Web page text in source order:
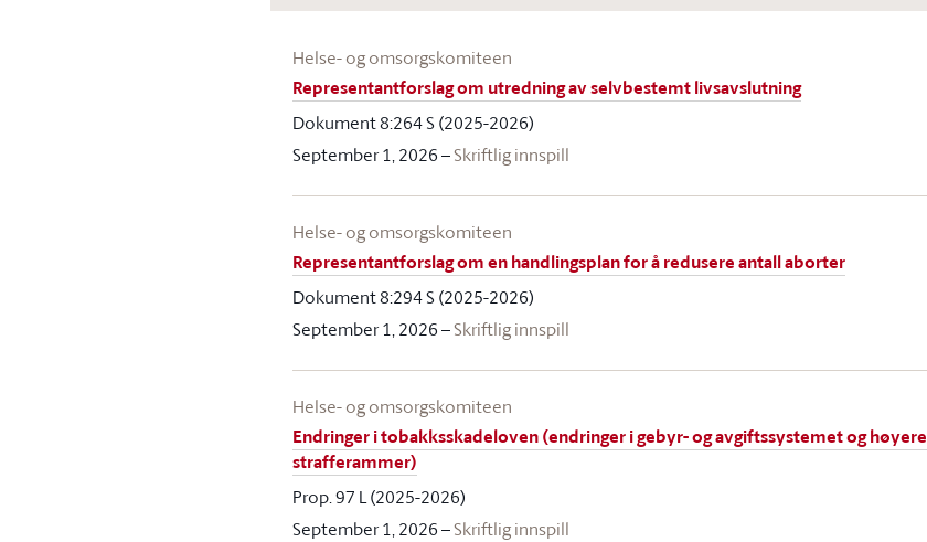
Helse- og omsorgskomiteen
Representantforslag om utredning av selvbestemt livsavslutning
Dokument 8:264 S (2025-2026)
September 1, 2026–Skriftlig innspill
Helse- og omsorgskomiteen
Representantforslag om en handlingsplan for å redusere antall aborter
Dokument 8:294 S (2025-2026)
September 1, 2026–Skriftlig innspill
Helse- og omsorgskomiteen
Endringer i tobakksskadeloven (endringer i gebyr- og avgiftssystemet og høyere
strafferammer)
Prop. 97 L (2025-2026)
September 1, 2026–Skriftlig innspill